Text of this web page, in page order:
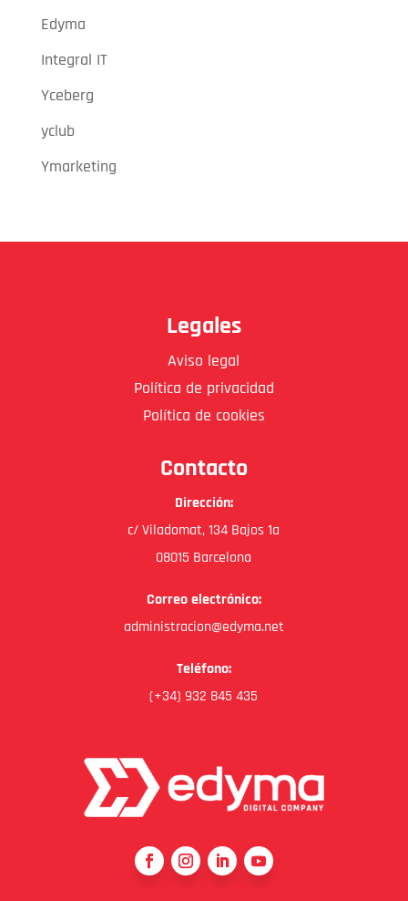
Edyma
Integral IT
Yceberg
yclub
Ymarketing
Legales
Aviso legal
Política de privacidad
Política de cookies
Contacto
Dirección:
c/ Viladomat, 134 Bajos 1a
08015 Barcelona
Correo electrónico:
administracion@edyma.net
Teléfono:
(+34) 932 845 435